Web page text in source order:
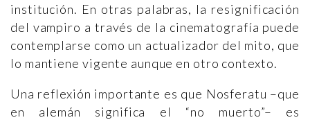
institución. En otras palabras, la resignificación
del vampiro a través de la cinematografía puede
contemplarse como un actualizador del mito, que
lo mantiene vigente aunque en otro contexto.
Una reflexión importante es que Nosferatu –que
en alemán significa el “no muerto”– es